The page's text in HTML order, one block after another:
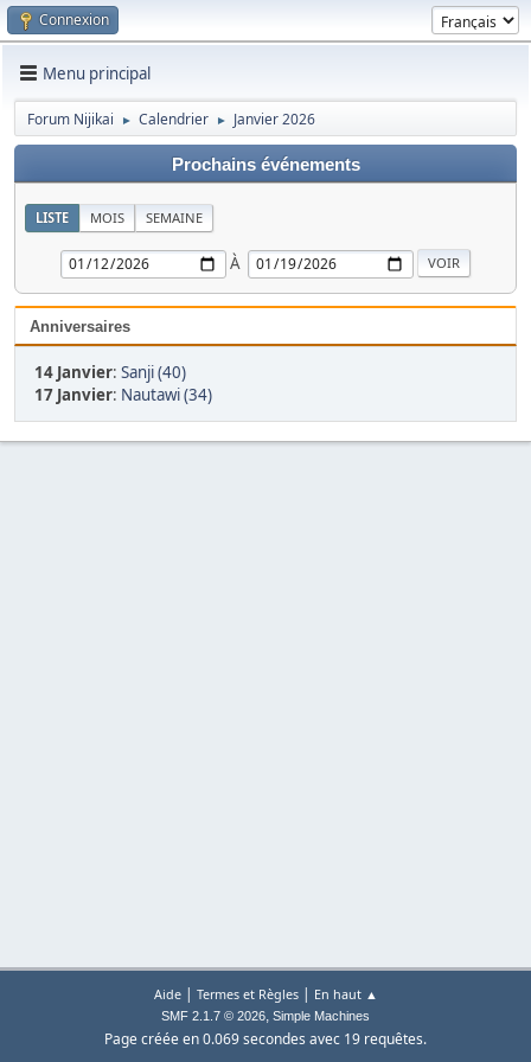
Connexion
Menu principal
Forum Nijikai ► Calendrier ► Janvier 2026
Prochains événements
LISTE MOIS SEMAINE
À
Anniversaires
14 Janvier: Sanji (40)
17 Janvier: Nautawi (34)
Aide| Termes et Règles| En haut ▲
SMF 2.1.7 © 2026, Simple Machines
Page créée en 0.069 secondes avec 19 requêtes.